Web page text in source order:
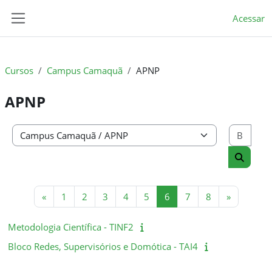
Acessar
Cursos Campus Camaquã APNP
APNP
Categorias de Cursos
Buscar
«Página anterior
1 Página 1
2Página 2
3Página 3
4Página 4
5Página 5
6Página 6
7Página 7
8Página 8
»Próxima
Metodologia Científica - TINF2
Bloco Redes, Supervisórios e Domótica - TAI4